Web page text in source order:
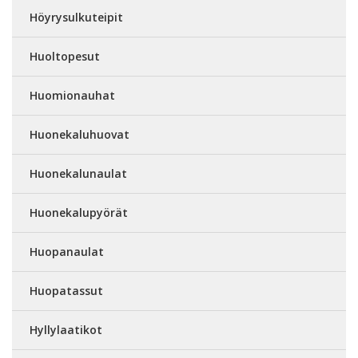
Höyrysulkuteipit
Huoltopesut
Huomionauhat
Huonekaluhuovat
Huonekalunaulat
Huonekalupyörät
Huopanaulat
Huopatassut
Hyllylaatikot